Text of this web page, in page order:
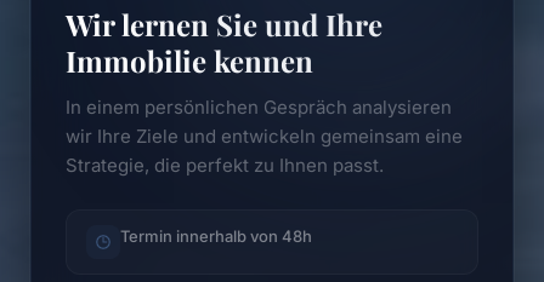
Wir lernen Sie und Ihre
Immobilie kennen
In einem persönlichen Gespräch analysieren
wir Ihre Ziele und entwickeln gemeinsam eine
Strategie, die perfekt zu Ihnen passt.
Termin innerhalb von 48h